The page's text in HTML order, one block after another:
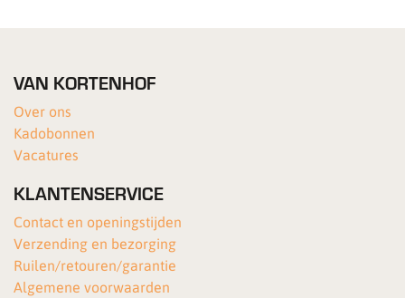
VAN KORTENHOF
Over ons
Kadobonnen
Vacatures
KLANTENSERVICE
Contact en openingstijden
Verzending en bezorging
Ruilen/retouren/garantie
Algemene voorwaarden